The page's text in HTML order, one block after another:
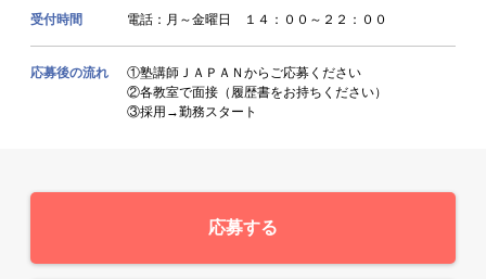
受付時間 電話：月～金曜日 １４：００～２２：００
応募後の流れ
①塾講師ＪＡＰＡＮからご応募ください
②各教室で面接（履歴書をお持ちください）
③採用→勤務スタート
応募する